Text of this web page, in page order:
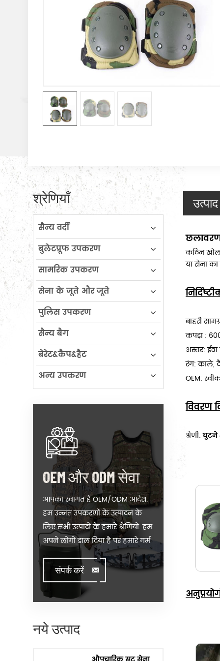
कठिन खोल
या सेना
बाहरी
कपड़ा :
अस्तर:
रंग: काले,
OEM:
विवरण
श्रेणी:घुटने
श्रेणियाँ
सैन्य वर्दी
बुलेटप्रूफ उपकरण
सामरिक उपकरण
सेना के जूते और जूते
पुलिस उपकरण
सैन्य बैग
बेरेट&कैप&हैट
अन्य उपकरण
OEM और ODM सेवा
आपका स्वागत है OEM/ODM आदेश.
हम उन्नत उपकरणों के उत्पादन के
लिए सभी उत्पादों के हमारे श्रेणियों. हम
अपने लोगो डाल दिया है पर हमारे गर्म
बिक्री मॉडल या आप मदद के उत्पादन
के आदेश के लिए जब आप से मिलने
toughissues. हम सहायता के लिए
हमारे मूल्य ग्राहक के डिजाइन और
द्वारा खड़े पर रचनात्मकता & अभिनव ।
हम विनिर्माण उत्पादों के हमारे ग्राहकों
संपर्क करें
नये उत्पाद